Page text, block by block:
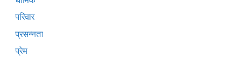
परिवार
प्रसन्नता
प्रेम